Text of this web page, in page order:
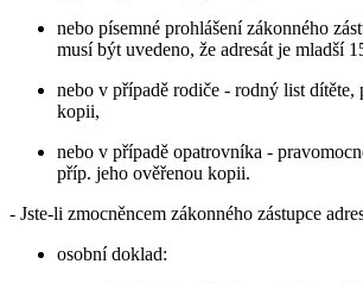
nebo písemné prohlášení zákonného
musí být uvedeno, že adresát je mladší
nebo v případě rodiče - rodný list dítěte,
kopii,
nebo v případě opatrovníka -
příp. jeho ověřenou kopii.
- Jste-li zmocněncem zákonného zástupce
osobní doklad: